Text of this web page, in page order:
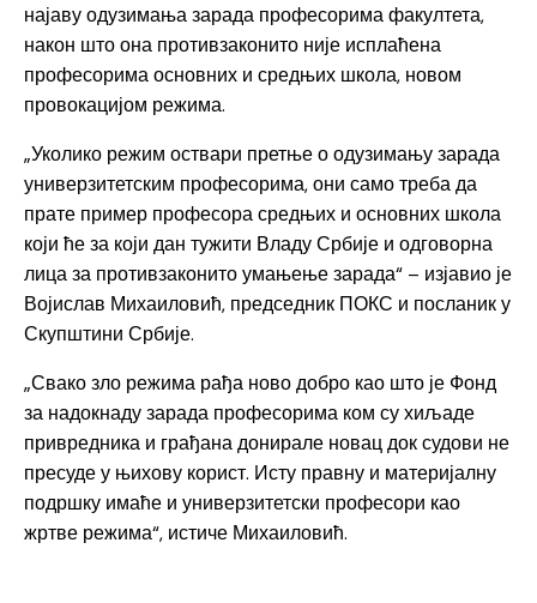
најаву одузимања зарада професорима факултета,
након што она противзаконито није исплаћена
професорима основних и средњих школа, новом
провокацијом режима.
„Уколико режим оствари претње о одузимању зарада
универзитетским професорима, они само треба да
прате пример професора средњих и основних школа
који ће за који дан тужити Владу Србије и одговорна
лица за противзаконито умањење зарада“ – изјавио је
Војислав Михаиловић, председник ПОКС и посланик у
Скупштини Србије.
„Свако зло режима рађа ново добро као што је Фонд
за надокнаду зарада професорима ком су хиљаде
привредника и грађана донирале новац док судови не
пресуде у њихову корист. Исту правну и материјалну
подршку имаће и универзитетски професори као
жртве режима“, истиче Михаиловић.